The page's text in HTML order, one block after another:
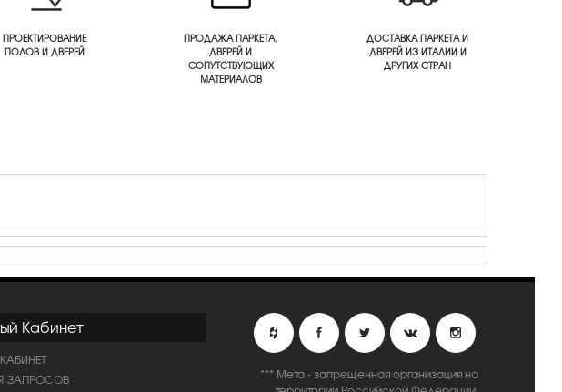
ПРОЕКТИРОВАНИЕ
ПОЛОВ И ДВЕРЕЙ
ПРОДАЖА ПАРКЕТА,
ДВЕРЕЙ И
СОПУТСТВУЮЩИХ
МАТЕРИАЛОВ
ДОСТАВКА ПАРКЕТА И
ДВЕРЕЙ ИЗ ИТАЛИИ И
ДРУГИХ СТРАН
Кабинет
ЗАПРОСОВ
*** Мета - запрещенная организация на